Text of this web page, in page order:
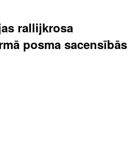
rallijkrosa
posma sacensībās